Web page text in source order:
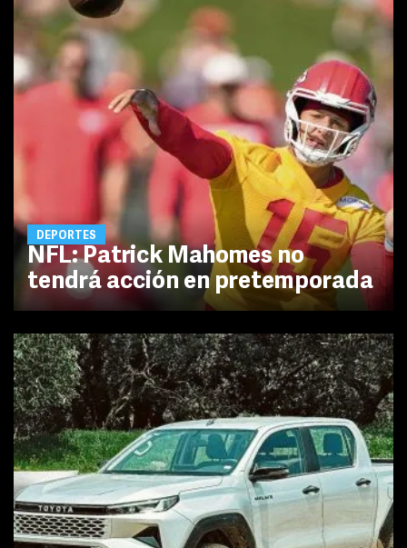
DEPORTES
NFL: Patrick Mahomes no
tendrá acción en pretemporada